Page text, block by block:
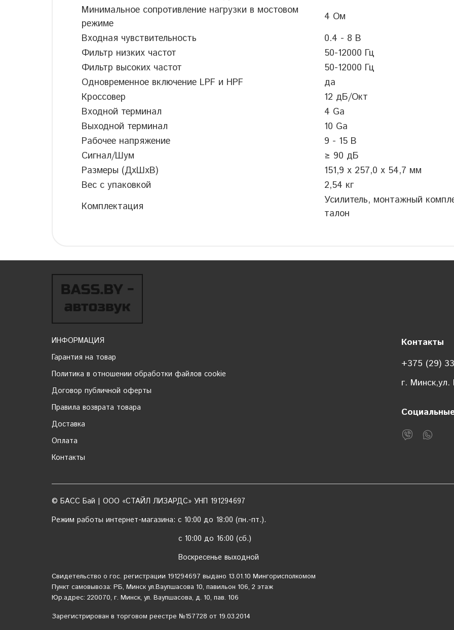
Минимальное сопротивление нагрузки в мостовом
режиме
4 Ом
Входная чувствительность
0.4 - 8 В
Фильтр низких частот
50-12000 Гц
Фильтр высоких частот
50-12000 Гц
Одновременное включение LPF и HPF
да
Кроссовер
12 дБ/Окт
Входной терминал
4 Ga
Выходной терминал
10 Ga
Рабочее напряжение
9 - 15 В
Сигнал/Шум
≥ 90 дБ
Размеры (ДxШxВ)
151,9 x 257,0 x 54,7 мм
Вес с упаковкой
2,54 кг
Комплектация
Усилитель, монтажный
талон
ИНФОРМАЦИЯ
Гарантия на товар
Политика в отношении обработки файлов cookie
Договор публичной оферты
Правила возврата товара
Доставка
Оплата
Контакты
Контакты
+375 (29)
г. Минск,ул.
© БАСС Бай | ООО «СТАЙЛ ЛИЗАРДС» УНП 191294697
Режим работы интернет-магазина: с 10:00 до 18:00 (пн.-пт.).
с 10:00 до 16:00 (сб.)
Воскресенье выходной
Свидетельство о гос. регистрации 191294697 выдано 13.01.10 Мингорисполкомом
Пункт самовывоза: РБ, Минск ул.Ваупшасова 10, павильон 106, 2 этаж
Юр.адрес: 220070, г. Минск, ул. Ваупшасова, д. 10, пав. 106
Зарегистрирован в торговом реестре №157728 от 19.03.2014